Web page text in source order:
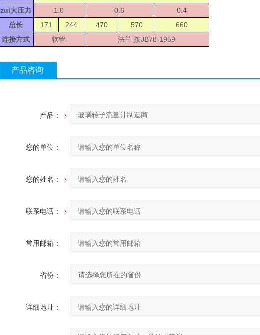
zui大压力
1.0 0.6
0.4
总长
171 244 470 570
660
连接方式
软管 法兰 按JB78-1959
产品咨询
产品：
您的单位：
您的姓名：
联系电话：
常用邮箱：
省份：
详细地址：